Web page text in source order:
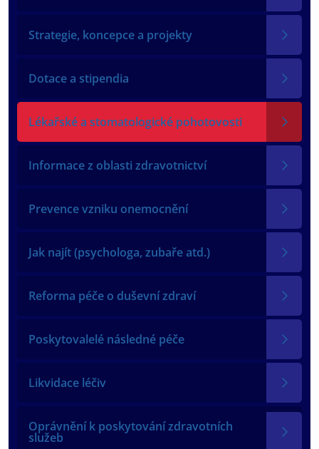
Strategie, koncepce a projekty
Dotace a stipendia
Lékařské a stomatologické pohotovosti
Informace z oblasti zdravotnictví
Prevence vzniku onemocnění
Jak najít (psychologa, zubaře atd.)
Reforma péče o duševní zdraví
Poskytovalelé následné péče
Likvidace léčiv
Oprávnění k poskytování zdravotních
služeb